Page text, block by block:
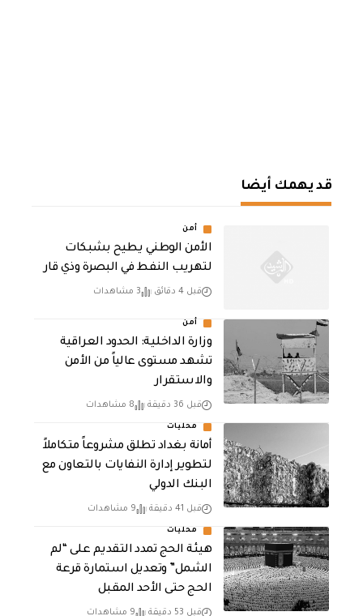
قد يهمك أيضا
أمن
الأمن الوطني يطيح بشبكات
لتهريب النفط في البصرة وذي قار
قبل 4 دقائق 3 مشاهدات
أمن
وزارة الداخلية: الحدود العراقية
تشهد مستوى عالياً من الأمن
والاستقرار
قبل 36 دقيقة 8 مشاهدات
محليات
أمانة بغداد تطلق مشروعاً متكاملاً
لتطوير إدارة النفايات بالتعاون مع
البنك الدولي
قبل 41 دقيقة 9 مشاهدات
محليات
هيئة الحج تمدد التقديم على “لم
الشمل” وتعديل استمارة قرعة
الحج حتى الأحد المقبل
قبل 53 دقيقة 9 مشاهدات